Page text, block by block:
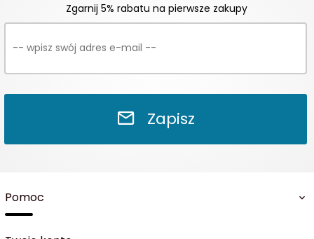
Zgarnij 5% rabatu na pierwsze zakupy
Zapisz
Pomoc